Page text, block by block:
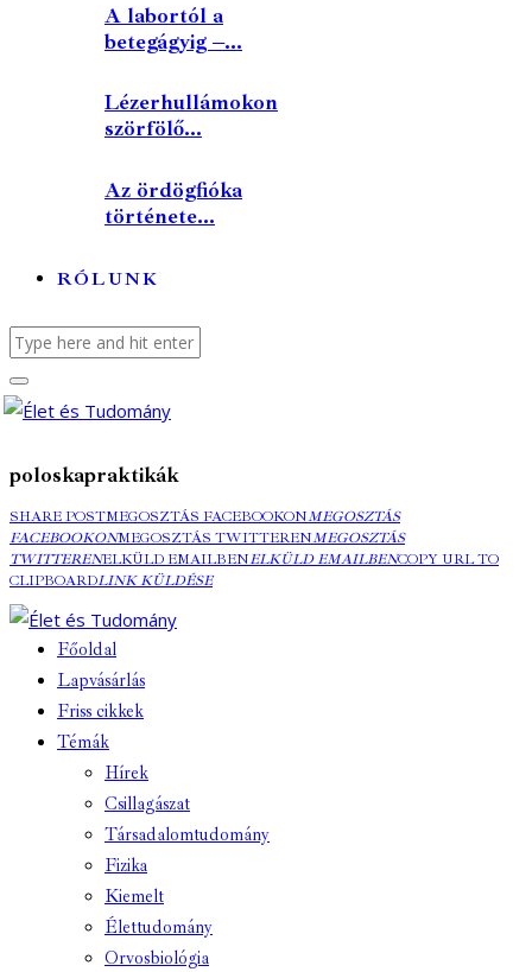
A labortól a
betegágyig –...
Lézerhullámokon
szörfölő...
Az ördögfióka
története...
RÓLUNK
poloskapraktikák
SHARE POSTMEGOSZTÁS FACEBOOKONMEGOSZTÁS
FACEBOOKONMEGOSZTÁS TWITTERENMEGOSZTÁS
TWITTERENELKÜLD EMAILBENELKÜLD EMAILBENCOPY URL TO
CLIPBOARDLINK KÜLDÉSE
Főoldal
Lapvásárlás
Friss cikkek
Témák
Hírek
Csillagászat
Társadalomtudomány
Fizika
Kiemelt
Élettudomány
Orvosbiológia